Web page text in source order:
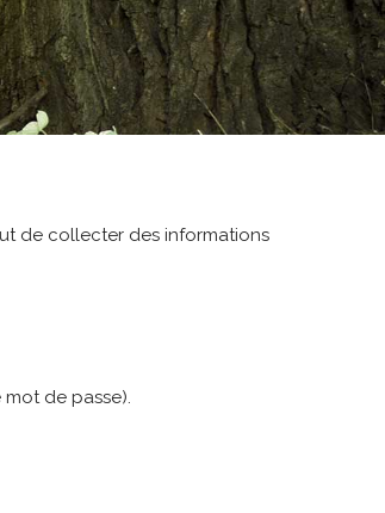
de collecter des informations
de passe).